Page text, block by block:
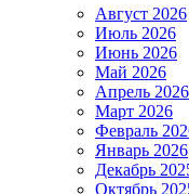
Август 2026
Июль 2026
Июнь 2026
Май 2026
Апрель 2026
Март 2026
Февраль
Январь 2026
Декабрь
Октябрь